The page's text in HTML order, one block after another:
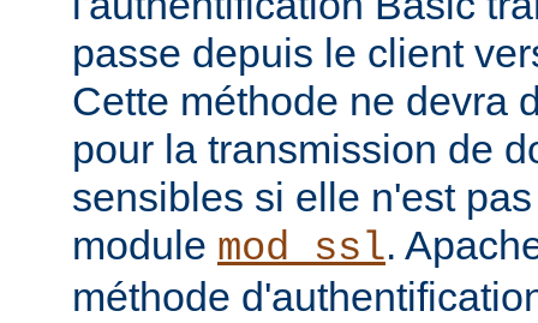
passe depuis le client
Cette méthode ne devra
pour la transmission de
sensibles si elle n'est
module mod_ssl.
méthode